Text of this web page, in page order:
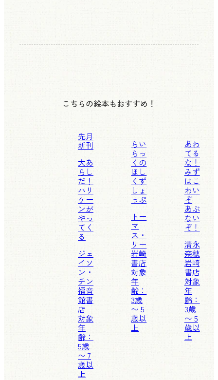
こちらの絵本もおすすめ！
先月
新刊
大あ
らし
だ！
ハリ
ケー
ンが
やっ
てく
る
ジェ
イソ
ン・
チン
福音
館書
店
対象
年
齢：
5歳
〜 7
歳以
上
らい
らっ
くの
ほし
くず
しょ
っぷ
トー
マ
ス・
リー
岩崎
書店
対象
年
齢：
3歳
〜 5
歳以
上
あわ
てる
な！
みず
はこ
わい
ぞ
あぶ
ない
ぞ！
清永
奈穂
岩崎
書店
対象
年
齢：
3歳
〜 5
歳以
上